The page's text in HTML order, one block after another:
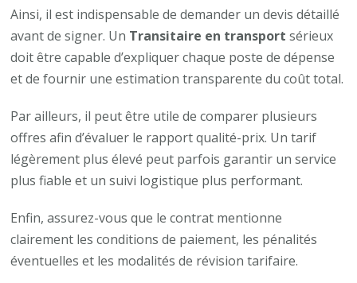
Ainsi, il est indispensable de demander un devis détaillé
avant de signer. Un Transitaire en transport sérieux
doit être capable d’expliquer chaque poste de dépense
et de fournir une estimation transparente du coût total.
Par ailleurs, il peut être utile de comparer plusieurs
offres afin d’évaluer le rapport qualité-prix. Un tarif
légèrement plus élevé peut parfois garantir un service
plus fiable et un suivi logistique plus performant.
Enfin, assurez-vous que le contrat mentionne
clairement les conditions de paiement, les pénalités
éventuelles et les modalités de révision tarifaire.